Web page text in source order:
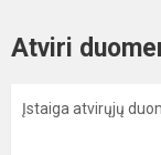
Atviri
Įstaiga atvirųjų